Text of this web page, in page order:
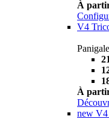
À
V4
À
new V4